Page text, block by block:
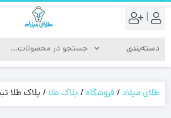
|
طلای میلاد /فروشگاه/ پلاک طلا/ پلاک طلا